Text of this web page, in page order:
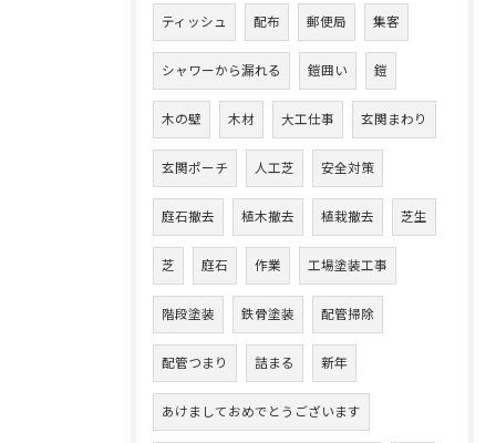
ティッシュ 配布 郵便局 集客
シャワーから漏れる 鎧囲い 鎧
木の壁 木材 大工仕事 玄関まわり
玄関ポーチ 人工芝 安全対策
庭石撤去 植木撤去 植栽撤去 芝生
芝 庭石 作業 工場塗装工事
階段塗装 鉄骨塗装 配管掃除
配管つまり 詰まる 新年
あけましておめでとうございます